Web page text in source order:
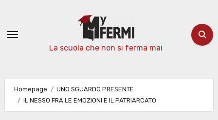
contenuto
La scuola che non si ferma mai
Homepage
UNO SGUARDO PRESENTE
IL NESSO FRA LE EMOZIONI E IL PATRIARCATO